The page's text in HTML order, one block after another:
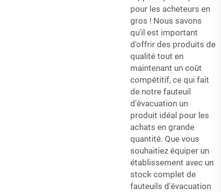
pour les acheteurs en
gros ! Nous savons
qu'il est important
d'offrir des produits de
qualité tout en
maintenant un coût
compétitif, ce qui fait
de notre fauteuil
d'évacuation un
produit idéal pour les
achats en grande
quantité. Que vous
souhaitiez équiper un
établissement avec un
stock complet de
fauteuils d'évacuation